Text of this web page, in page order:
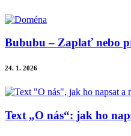
Bububu – Zaplať nebo
24. 1. 2026
Text „O nás“: jak ho